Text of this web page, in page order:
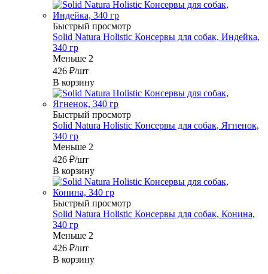
Быстрый просмотр
Solid Natura Holistic Консервы для собак, Индейка,
340 гр
Меньше 2
426 ₽/шт
В корзину
Быстрый просмотр
Solid Natura Holistic Консервы для собак, Ягненок,
340 гр
Меньше 2
426 ₽/шт
В корзину
Быстрый просмотр
Solid Natura Holistic Консервы для собак, Конина,
340 гр
Меньше 2
426 ₽/шт
В корзину